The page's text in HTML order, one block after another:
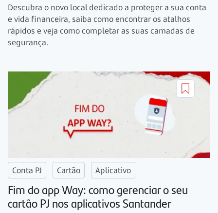
Descubra o novo local dedicado a proteger a sua conta
e vida financeira, saiba como encontrar os atalhos
rápidos e veja como completar as suas camadas de
segurança.
Conta PJ Cartão Aplicativo
Fim do app Way: como gerenciar o seu
cartão PJ nos aplicativos Santander